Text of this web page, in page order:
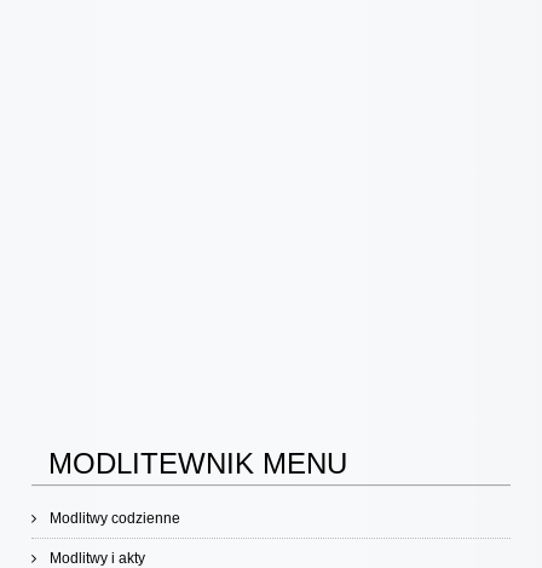
MODLITEWNIK MENU
Modlitwy codzienne
Modlitwy i akty